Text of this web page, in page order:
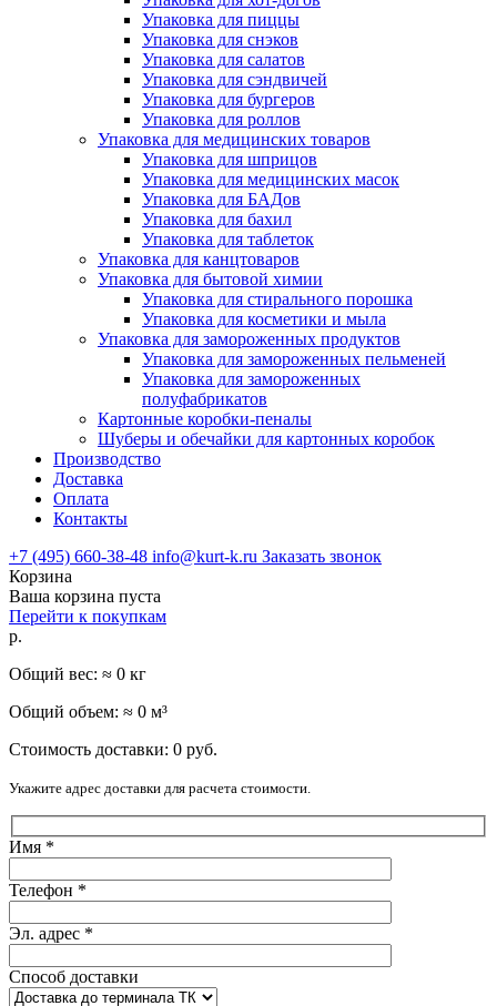
Упаковка для пиццы
Упаковка для снэков
Упаковка для салатов
Упаковка для сэндвичей
Упаковка для бургеров
Упаковка для роллов
Упаковка для медицинских товаров
Упаковка для шприцов
Упаковка для медицинских масок
Упаковка для БАДов
Упаковка для бахил
Упаковка для таблеток
Упаковка для канцтоваров
Упаковка для бытовой химии
Упаковка для стирального порошка
Упаковка для косметики и мыла
Упаковка для замороженных продуктов
Упаковка для замороженных пельменей
Упаковка для замороженных
полуфабрикатов
Картонные коробки-пеналы
Шуберы и обечайки для картонных коробок
Производство
Доставка
Оплата
Контакты
+7 (495) 660-38-48 info@kurt-k.ru Заказать звонок
Корзина
Ваша корзина пуста
Перейти к покупкам
р.
Общий вес: ≈ 0 кг
Общий объем: ≈ 0 м³
Стоимость доставки: 0 руб.
Укажите адрес доставки для расчета стоимости.
Имя *
Телефон *
Эл. адрес *
Способ доставки